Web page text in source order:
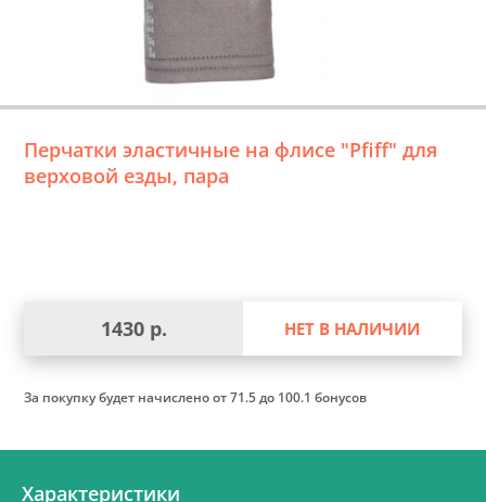
Перчатки эластичные на флисе "Pfiff" для
верховой езды, пара
1430 р. НЕТ В НАЛИЧИИ
За покупку будет начисленоот 71.5 до 100.1 бонусов
Характеристики